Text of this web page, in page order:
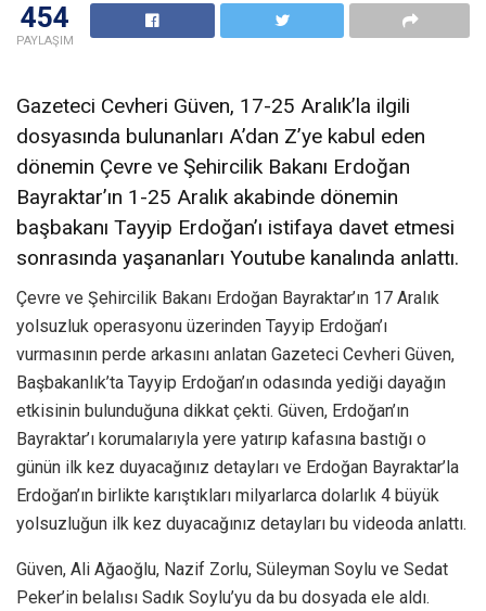
454
PAYLAŞIM
Gazeteci Cevheri Güven, 17-25 Aralık’la ilgili
dosyasında bulunanları A’dan Z’ye kabul eden
dönemin Çevre ve Şehircilik Bakanı Erdoğan
Bayraktar’ın 1-25 Aralık akabinde dönemin
başbakanı Tayyip Erdoğan’ı istifaya davet etmesi
sonrasında yaşananları Youtube kanalında anlattı.
Çevre ve Şehircilik Bakanı Erdoğan Bayraktar’ın 17 Aralık
yolsuzluk operasyonu üzerinden Tayyip Erdoğan’ı
vurmasının perde arkasını anlatan Gazeteci Cevheri Güven,
Başbakanlık’ta Tayyip Erdoğan’ın odasında yediği dayağın
etkisinin bulunduğuna dikkat çekti. Güven, Erdoğan’ın
Bayraktar’ı korumalarıyla yere yatırıp kafasına bastığı o
günün ilk kez duyacağınız detayları ve Erdoğan Bayraktar’la
Erdoğan’ın birlikte karıştıkları milyarlarca dolarlık 4 büyük
yolsuzluğun ilk kez duyacağınız detayları bu videoda anlattı.
Güven, Ali Ağaoğlu, Nazif Zorlu, Süleyman Soylu ve Sedat
Peker’in belalısı Sadık Soylu’yu da bu dosyada ele aldı.